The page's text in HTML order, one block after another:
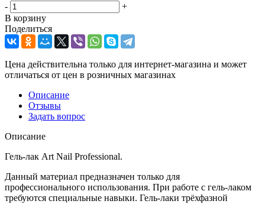
-
+
В корзину
Поделиться
Цена действительна только для интернет-магазина и может
отличаться от цен в розничных магазинах
Описание
Отзывы
Задать вопрос
Описание
Гель-лак Art Nail Professional.
Данный материал предназначен только для
профессионального использования. При работе с гель-лаком
требуются специальные навыки. Гель-лаки трёхфазной